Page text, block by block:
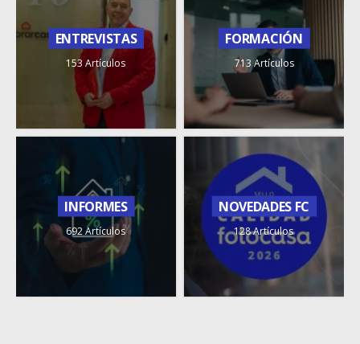
ENTREVISTAS
153 Artículos
FORMACIÓN
713 Artículos
INFORMES
692 Artículos
NOVEDADES FC
128 Artículos